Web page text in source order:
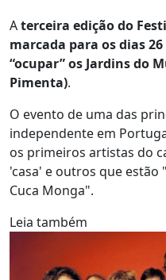
Aterceira edição do
marcada para os dias
“ocupar” os Jardins do
Pimenta).
O evento de uma das
independente em
os primeiros artistas do
'casa' e outros que
Cuca Monga".
Leia também